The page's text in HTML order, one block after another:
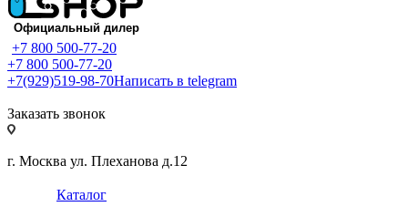
+7 800 500-77-20
+7 800 500-77-20
+7(929)519-98-70Написать в telegram
Заказать звонок
г. Москва ул. Плеханова д.12
Каталог